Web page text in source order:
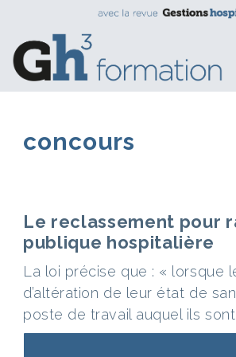
concours
Le reclassement pour
publique hospitalière
La loi précise que : « lorsque
d’altération de leur état de
poste de travail auquel ils